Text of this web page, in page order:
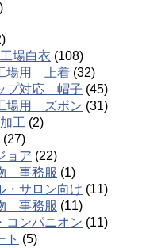
場白衣 (108)
場用 上着 (32)
プ対応 帽子 (45)
場用 ズボン (31)
工 (2)
(27)
ョア (22)
事務服 (1)
・サロン向け (11)
事務服 (11)
コンパニオン (11)
ト (5)